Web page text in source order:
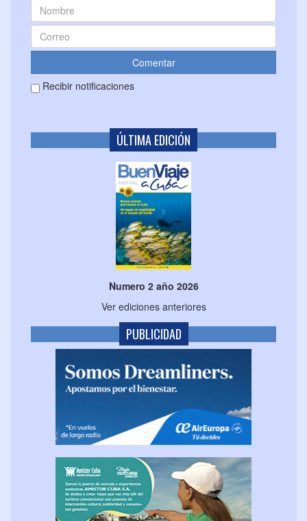
Recibir notificaciones
ÚLTIMA EDICIÓN
Numero 2 año 2026
Ver ediciones anteriores
PUBLICIDAD